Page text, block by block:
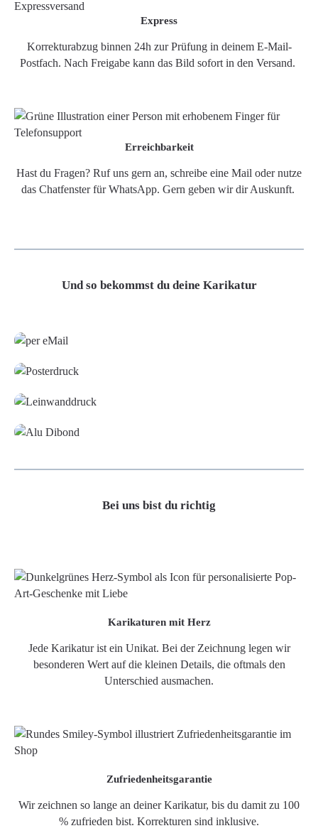
Express
Korrekturabzug binnen 24h zur Prüfung in deinem E-Mail-
Postfach. Nach Freigabe kann das Bild sofort in den Versand.
Erreichbarkeit
Hast du Fragen? Ruf uns gern an, schreibe eine Mail oder nutze
das Chatfenster für WhatsApp. Gern geben wir dir Auskunft.
Und so bekommst du deine Karikatur
Bei uns bist du richtig
Karikaturen mit Herz
Jede Karikatur ist ein Unikat. Bei der Zeichnung legen wir
besonderen Wert auf die kleinen Details, die oftmals den
Unterschied ausmachen.
Zufriedenheitsgarantie
Wir zeichnen so lange an deiner Karikatur, bis du damit zu 100
% zufrieden bist. Korrekturen sind inklusive.